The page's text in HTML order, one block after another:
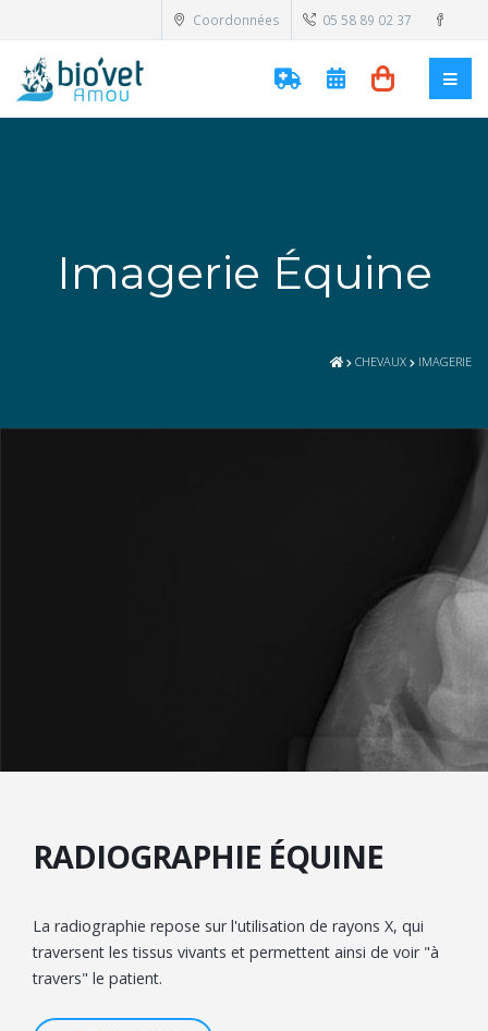
Coordonnées 05 58 89 02 37
Imagerie Équine
CHEVAUX IMAGERIE
RADIOGRAPHIE ÉQUINE
La radiographie repose sur l'utilisation de rayons X, qui
traversent les tissus vivants et permettent ainsi de voir "à
travers" le patient.